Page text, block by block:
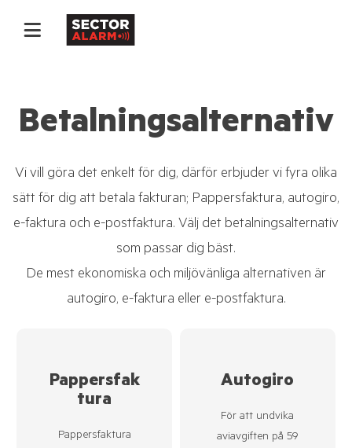
Betalningsalternativ
Vi vill göra det enkelt för dig, därför erbjuder vi fyra olika
sätt för dig att betala fakturan; Pappersfaktura, autogiro,
e-faktura och e-postfaktura. Välj det betalningsalternativ
som passar dig bäst.
De mest ekonomiska och miljövänliga alternativen är
autogiro, e-faktura eller e-postfaktura.
Pappersfak
tura
Pappersfaktura
Autogiro
För att undvika
aviavgiften på 59